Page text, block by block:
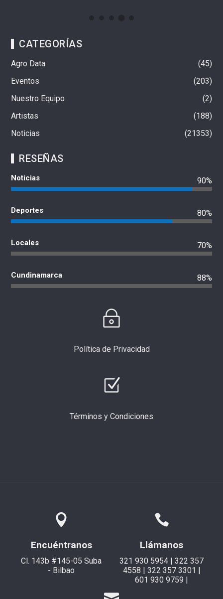
CATEGORÍAS
Agro Data
45
Eventos
203
Nuestro Equipo
2
Artistas
188
Noticias
21353
RESEÑAS
Noticias 90%
Deportes 80%
Locales 70%
Cundinamarca 88%
Política de Privacidad
Términos y Condiciones
Encuéntranos
Cl. 143b #145-05 Suba
- Bilbao
Llámanos
321 930 5954 | 322 357
4558 | 322 357 3301 |
601 930 9759 |